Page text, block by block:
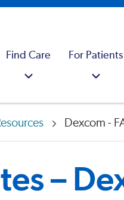
Find Care For Patients
Dexcom -
–